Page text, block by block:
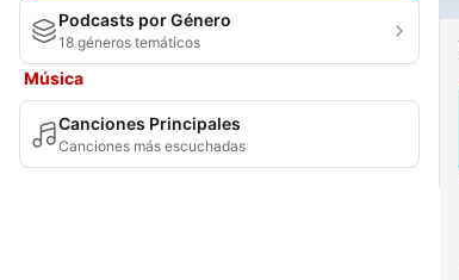
Podcasts por Género
18 géneros temáticos
Música
Canciones Principales
Canciones más escuchadas